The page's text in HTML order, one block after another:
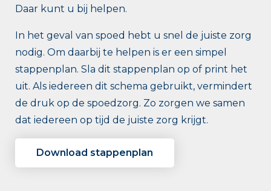
Daar kunt u bij helpen.
In het geval van spoed hebt u snel de juiste zorg
nodig. Om daarbij te helpen is er een simpel
stappenplan. Sla dit stappenplan op of print het
uit. Als iedereen dit schema gebruikt, vermindert
de druk op de spoedzorg. Zo zorgen we samen
dat iedereen op tijd de juiste zorg krijgt.
Download stappenplan